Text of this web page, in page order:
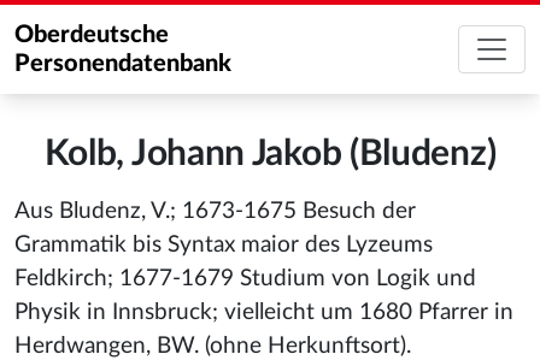
Oberdeutsche
Personendatenbank
Kolb, Johann Jakob (Bludenz)
Aus Bludenz, V.; 1673-1675 Besuch der
Grammatik bis Syntax maior des Lyzeums
Feldkirch; 1677-1679 Studium von Logik und
Physik in Innsbruck; vielleicht um 1680 Pfarrer in
Herdwangen, BW. (ohne Herkunftsort).